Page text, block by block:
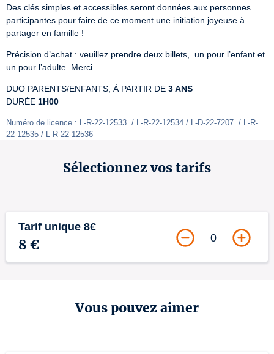
Des clés simples et accessibles seront données aux personnes
participantes pour faire de ce moment une initiation joyeuse à
partager en famille !
Précision d’achat : veuillez prendre deux billets,  un pour l’enfant et
un pour l’adulte. Merci.
DUO PARENTS/ENFANTS, À PARTIR DE 3 ANS
DURÉE 1H00
Numéro de licence : L-R-22-12533. / L-R-22-12534 / L-D-22-7207. / L-R-
22-12535 / L-R-22-12536
Sélectionnez vos tarifs
Tarif unique 8€
8 € 0
Vous pouvez aimer